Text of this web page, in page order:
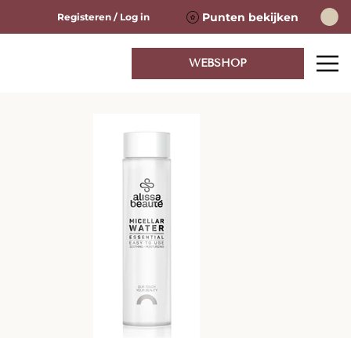
Punten bekijken
Registeren / Log in
WEBSHOP